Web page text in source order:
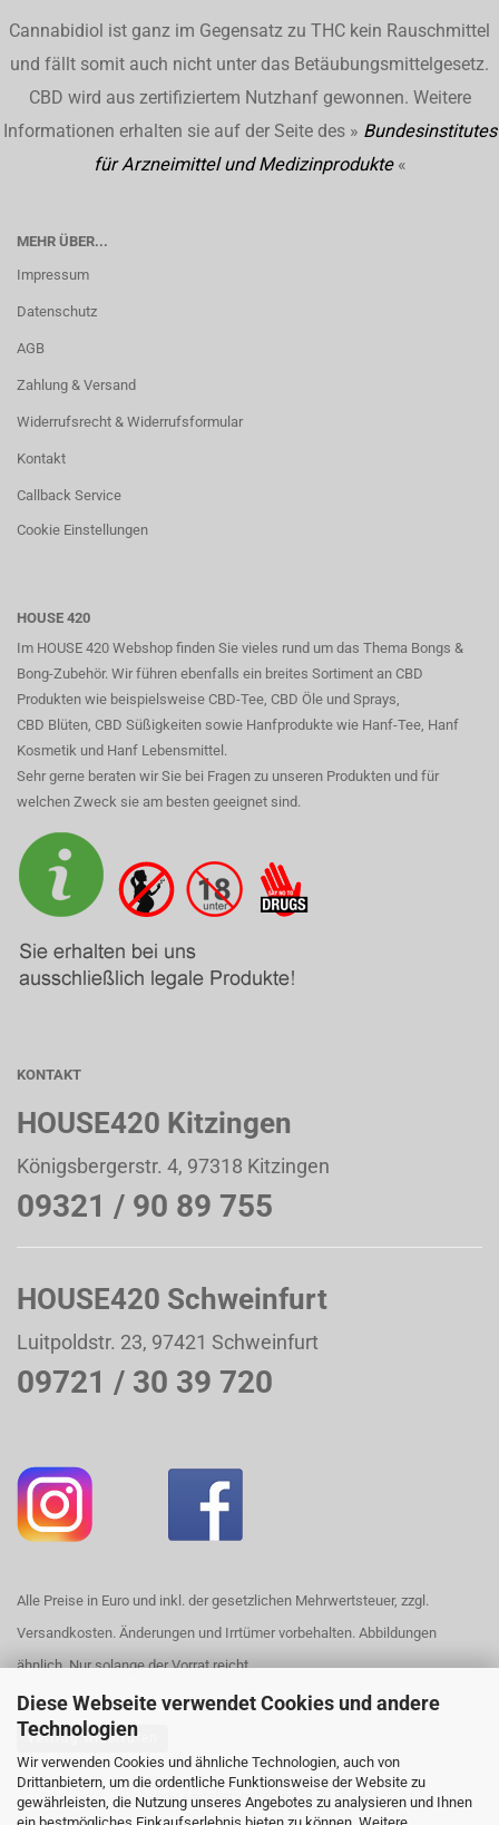
Diese Webseite verwendet Cookies und andere
Technologien
Wir verwenden Cookies und ähnliche Technologien, auch von
Drittanbietern, um die ordentliche Funktionsweise der Website zu
gewährleisten, die Nutzung unseres Angebotes zu analysieren und Ihnen
Cannabidiol ist ganz im Gegensatz zu THC kein Rauschmittel
und fällt somit auch nicht unter das Betäubungsmittelgesetz.
CBD wird aus zertifiziertem Nutzhanf gewonnen. Weitere
Informationen erhalten sie auf der Seite des » Bundesinstitutes
für Arzneimittel und Medizinprodukte«
MEHR ÜBER...
Impressum
Datenschutz
AGB
Zahlung & Versand
Widerrufsrecht & Widerrufsformular
Kontakt
Callback Service
Cookie Einstellungen
HOUSE 420
Im HOUSE 420 Webshop finden Sie vieles rund um das Thema Bongs &
Bong-Zubehör. Wir führen ebenfalls ein breites Sortiment an CBD
Produkten wie beispielsweise CBD-Tee, CBD Öle und Sprays,
CBD Blüten, CBD Süßigkeiten sowie Hanfprodukte wie Hanf-Tee, Hanf
Kosmetik und Hanf Lebensmittel.
Sehr gerne beraten wir Sie bei Fragen zu unseren Produkten und für
welchen Zweck sie am besten geeignet sind.
KONTAKT
HOUSE420 Kitzingen
Königsbergerstr. 4, 97318 Kitzingen
09321 / 90 89 755
HOUSE420 Schweinfurt
Luitpoldstr. 23, 97421 Schweinfurt
09721 / 30 39 720
Alle Preise in Euro und inkl. der gesetzlichen Mehrwertsteuer, zzgl.
Versandkosten. Änderungen und Irrtümer vorbehalten. Abbildungen
ähnlich. Nur solange der Vorrat reicht.
Vertrag widerrufen
Webshop erstellenmit Gambio.de © 2026